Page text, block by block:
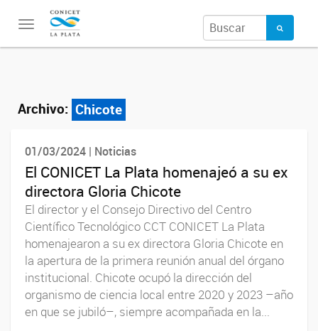
Toggle
navigation
Archivo: Chicote
01/03/2024 | Noticias
El CONICET La Plata homenajeó a su ex
directora Gloria Chicote
El director y el Consejo Directivo del Centro
Científico Tecnológico CCT CONICET La Plata
homenajearon a su ex directora Gloria Chicote en
la apertura de la primera reunión anual del órgano
institucional. Chicote ocupó la dirección del
organismo de ciencia local entre 2020 y 2023 –año
en que se jubiló–, siempre acompañada en la...